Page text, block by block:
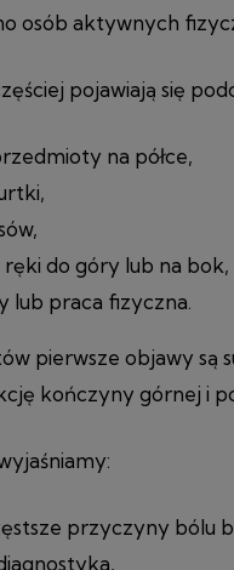
osób aktywnych
pojawiają się
na półce,
do góry lub na bok,
lub praca fizyczna.
pierwsze objawy są
kończyny górnej i
przyczyny bólu